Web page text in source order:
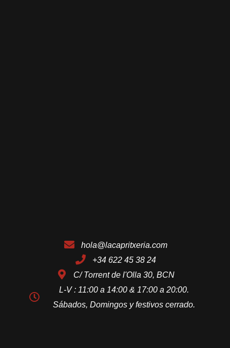
hola@lacapritxeria.com
+34 622 45 38 24
C/ Torrent de l'Olla 30, BCN
L-V : 11:00 a 14:00 & 17:00 a 20:00.
Sábados, Domingos y festivos cerrado.